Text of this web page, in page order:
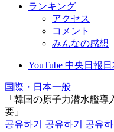
ランキング
アクセス
コメント
みんなの感想
YouTube 中央日報
国際・日本一般
「韓国の原子力潜水艦
要」
공유하기
공유하기
공유하